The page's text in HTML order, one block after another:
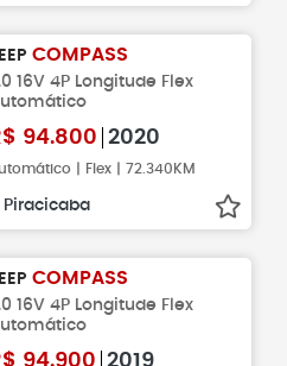
COMPASS
16V 4P Longitude Flex
94.800 2020
| Flex | 72.340KM
Piracicaba
COMPASS
16V 4P Longitude Flex
94.900 2019